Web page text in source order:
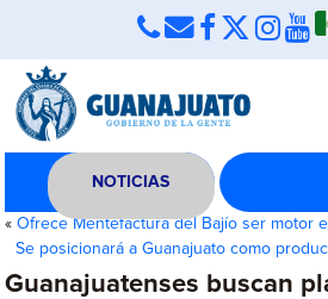
NOTICIAS
«Ofrece Mentefactura del Bajío ser motor
Se posicionará a Guanajuato como
Guanajuatenses buscan